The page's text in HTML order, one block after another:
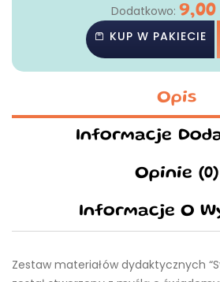
Dodatkowo:
KUP W PAKIECIE
Opis
Informacje
Opinie (0)
Informacje O
Zestaw materiałów dydaktycznych